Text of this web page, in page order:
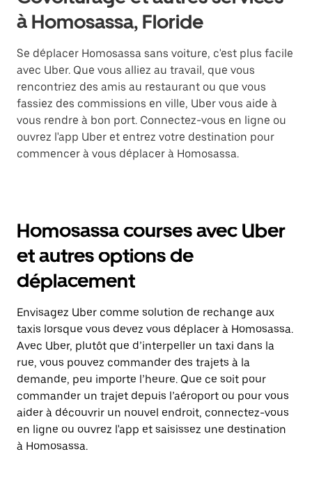
à Homosassa, Floride
Se déplacer Homosassa sans voiture, c'est plus facile
avec Uber. Que vous alliez au travail, que vous
rencontriez des amis au restaurant ou que vous
fassiez des commissions en ville, Uber vous aide à
vous rendre à bon port. Connectez-vous en ligne ou
ouvrez l'app Uber et entrez votre destination pour
commencer à vous déplacer à Homosassa.
Homosassa courses avec Uber
et autres options de
déplacement
Envisagez Uber comme solution de rechange aux
taxis lorsque vous devez vous déplacer à Homosassa.
Avec Uber, plutôt que d’interpeller un taxi dans la
rue, vous pouvez commander des trajets à la
demande, peu importe l’heure. Que ce soit pour
commander un trajet depuis l’aéroport ou pour vous
aider à découvrir un nouvel endroit, connectez-vous
en ligne ou ouvrez l'app et saisissez une destination
à Homosassa.